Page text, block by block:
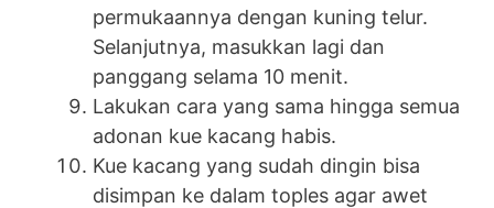
permukaannya dengan kuning telur.
Selanjutnya, masukkan lagi dan
panggang selama 10 menit.
Lakukan cara yang sama hingga semua
adonan kue kacang habis.
Kue kacang yang sudah dingin bisa
disimpan ke dalam toples agar awet